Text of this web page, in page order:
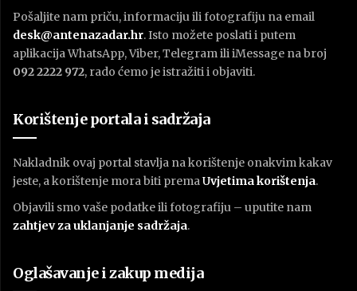
Pošaljite nam priču, informaciju ili fotografiju na email
desk@antenazadar.hr. Isto možete poslati i putem
aplikacija WhatsApp, Viber, Telegram ili iMessage na broj
092 2222 972, rado ćemo je istražiti i objaviti.
Korištenje portala i sadržaja
Nakladnik ovaj portal stavlja na korištenje onakvim kakav
jeste, a korištenje mora biti premaUvjetima korištenja.
Objavili smo vaše podatke ili fotografiju – uputite nam
zahtjev za uklanjanje sadržaja.
Oglašavanje i zakup medija